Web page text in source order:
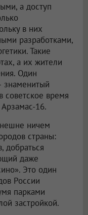
а доступ
в них
разработками,
Такие
а их жители
Один
знаменитый
советское время
16.
ничем
страны:
добраться
даже
Это один
России
парками
застройкой.